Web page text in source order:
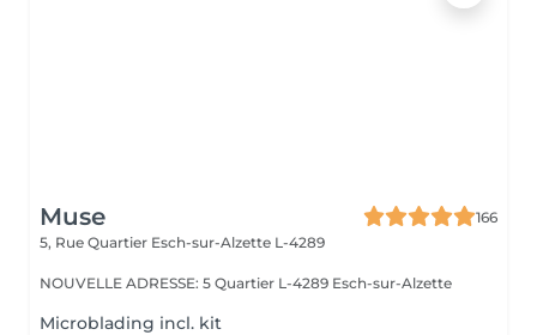
Muse
166
5, Rue Quartier Esch-sur-Alzette L-4289
NOUVELLE ADRESSE: 5 Quartier L-4289 Esch-sur-Alzette
Microblading incl. kit